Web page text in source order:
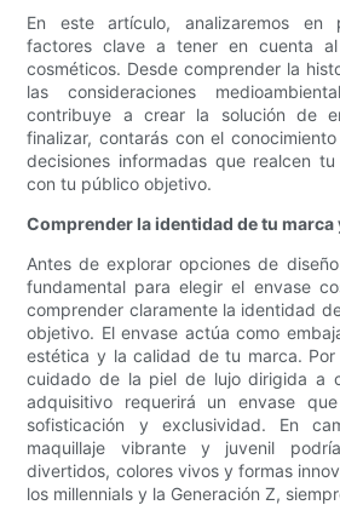
En este artículo, analizaremos en
factores clave a tener en cuenta
cosméticos. Desde comprender la
las consideraciones
contribuye a crear la solución de
finalizar, contarás con el
decisiones informadas que realcen
con tu público objetivo.
Comprender la identidad de tu
Antes de explorar opciones de
fundamental para elegir el envase
comprender claramente la identidad
objetivo. El envase actúa como
estética y la calidad de tu marca.
cuidado de la piel de lujo dirigida a
adquisitivo requerirá un envase
sofisticación y exclusividad. En
maquillaje vibrante y juvenil
divertidos, colores vivos y formas
los millennials y la Generación Z,